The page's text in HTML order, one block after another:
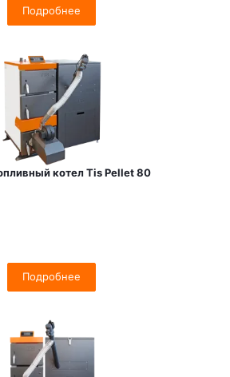
Подробнее
котел Tis Pellet 80
Подробнее